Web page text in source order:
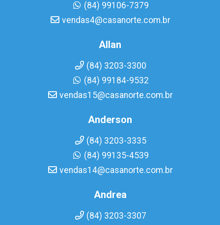
(84) 99106-7379
vendas4@casanorte.com.br
Allan
(84) 3203-3300
(84) 99184-9532
vendas15@casanorte.com.br
Anderson
(84) 3203-3335
(84) 99135-4539
vendas14@casanorte.com.br
Andrea
(84) 3203-3307